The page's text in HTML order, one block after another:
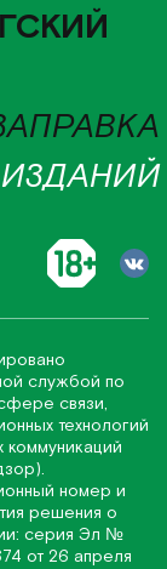
службой по
связи,
технологий
коммуникаций
номер и
решения о
серия Эл №
от 26 апреля